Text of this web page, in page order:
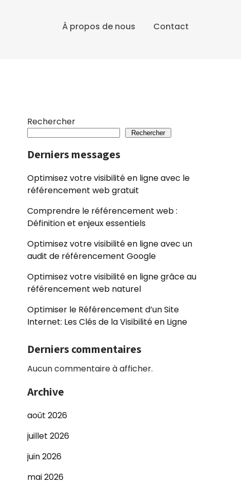
À propos de nous Contact
Rechercher
Rechercher
Derniers messages
Optimisez votre visibilité en ligne avec le
référencement web gratuit
Comprendre le référencement web :
Définition et enjeux essentiels
Optimisez votre visibilité en ligne avec un
audit de référencement Google
Optimisez votre visibilité en ligne grâce au
référencement web naturel
Optimiser le Référencement d’un Site
Internet: Les Clés de la Visibilité en Ligne
Derniers commentaires
Aucun commentaire à afficher.
Archive
août 2026
juillet 2026
juin 2026
mai 2026